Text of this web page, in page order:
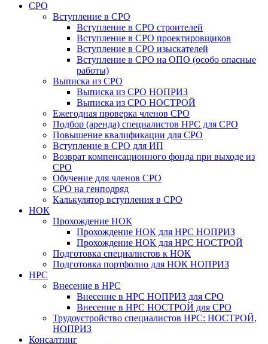
СРО
Вступление в СРО
Вступление в СРО строителей
Вступление в СРО проектировщиков
Вступление в СРО изыскателей
Вступление в СРО на ОПО (особо опасные
работы)
Выписка из СРО
Выписка из СРО НОПРИЗ
Выписка из СРО НОСТРОЙ
Ежегодная проверка членов СРО
Подбор (аренда) специалистов НРС для СРО
Повышение квалификации для СРО
Вступление в СРО для ИП
Возврат компенсационного фонда при выходе из
СРО
Обучение для членов СРО
СРО на генподряд
Калькулятор вступления в СРО
НОК
Прохождение НОК
Прохождение НОК для НРС НОПРИЗ
Прохождение НОК для НРС НОСТРОЙ
Подготовка специалистов к НОК
Подготовка портфолио для НОК НОПРИЗ
НРС
Внесение в НРС
Внесение в НРС НОПРИЗ для СРО
Внесение в НРС НОСТРОЙ для СРО
Трудоустройство специалистов НРС: НОСТРОЙ,
НОПРИЗ
Консалтинг